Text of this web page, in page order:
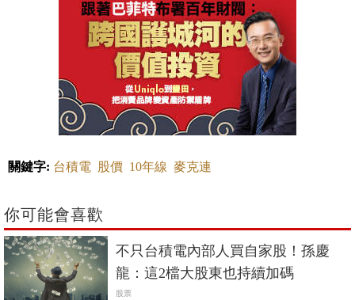
關鍵字: 台積電 股價 10年線 麥克連
你可能會喜歡
不只台積電內部人買自家股！孫慶
龍：這2檔大股東也持續加碼
股票